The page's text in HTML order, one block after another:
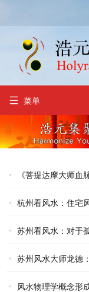
 菜单
《菩提达摩大师血
杭州看风水：住宅
苏州看风水：对于
苏州风水大师龙德
风水物理学概念形